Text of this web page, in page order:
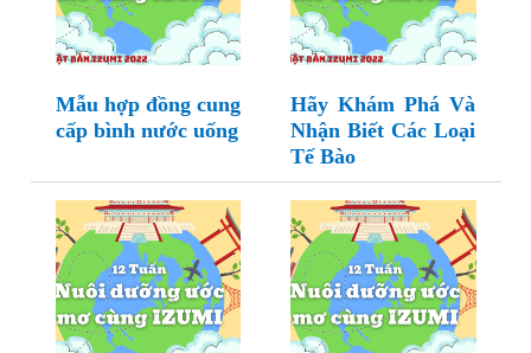
Mẫu hợp đồng cung
cấp bình nước uống
Hãy Khám Phá Và
Nhận Biết Các Loại
Tế Bào